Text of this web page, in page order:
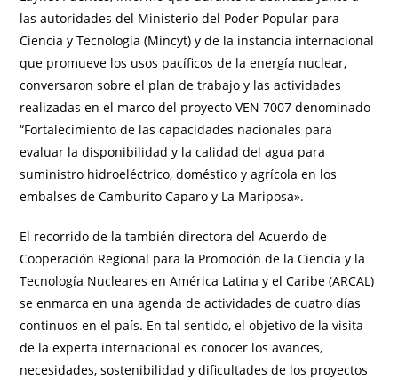
las autoridades del Ministerio del Poder Popular para
Ciencia y Tecnología (Mincyt) y de la instancia internacional
que promueve los usos pacíficos de la energía nuclear,
conversaron sobre el plan de trabajo y las actividades
realizadas en el marco del proyecto VEN 7007 denominado
“Fortalecimiento de las capacidades nacionales para
evaluar la disponibilidad y la calidad del agua para
suministro hidroeléctrico, doméstico y agrícola en los
embalses de Camburito Caparo y La Mariposa».
El recorrido de la también directora del Acuerdo de
Cooperación Regional para la Promoción de la Ciencia y la
Tecnología Nucleares en América Latina y el Caribe (ARCAL)
se enmarca en una agenda de actividades de cuatro días
continuos en el país. En tal sentido, el objetivo de la visita
de la experta internacional es conocer los avances,
necesidades, sostenibilidad y dificultades de los proyectos